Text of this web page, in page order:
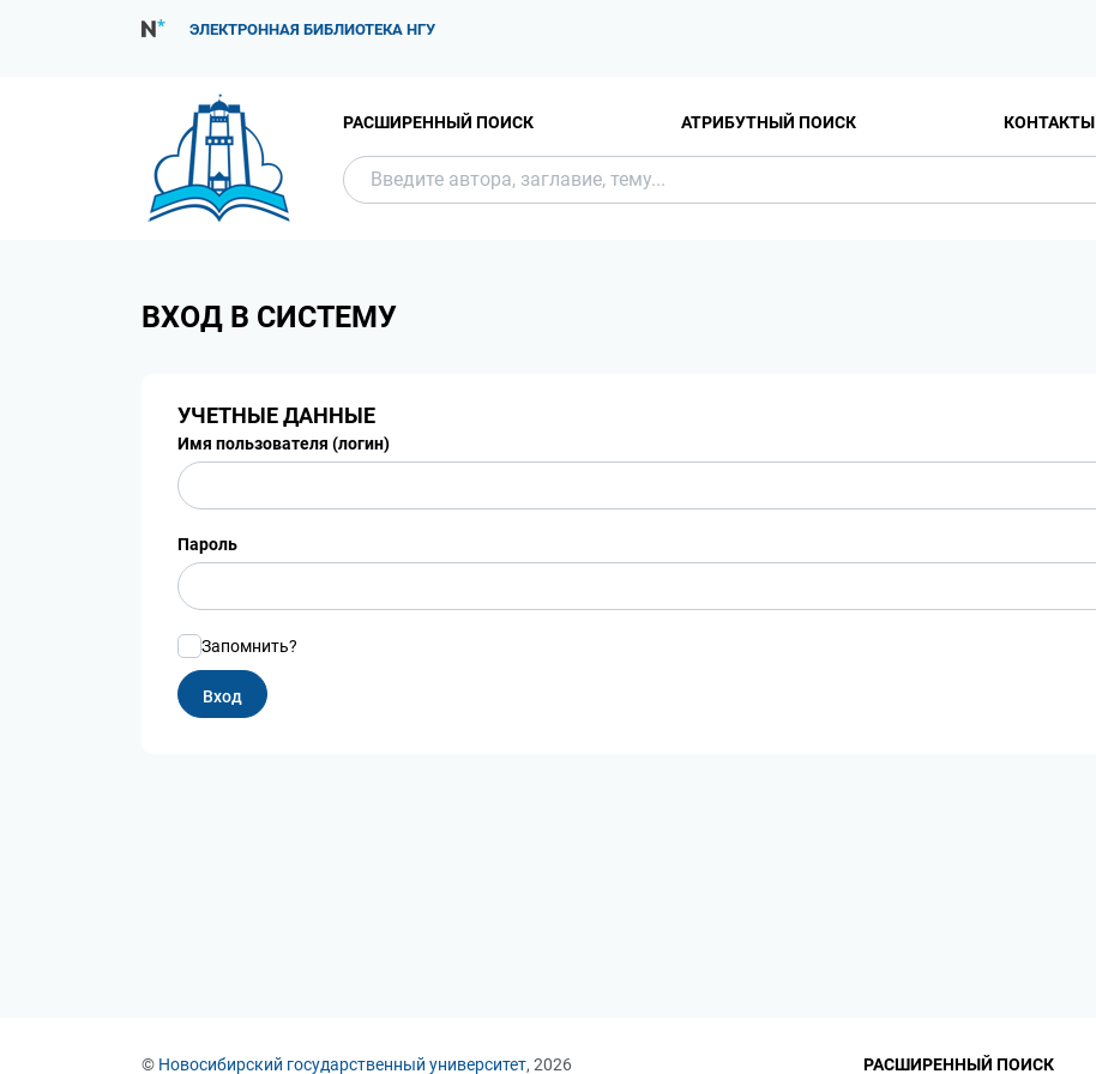
ЭЛЕКТРОННАЯ БИБЛИОТЕКА НГУ
РАСШИРЕННЫЙ ПОИСК АТРИБУТНЫЙ ПОИСК КОНТАКТЫ
ВХОД В СИСТЕМУ
УЧЕТНЫЕ ДАННЫЕ
Имя пользователя (логин)
Пароль
Запомнить?
© Новосибирский государственный университет, 2026 РАСШИРЕННЫЙ ПОИСК